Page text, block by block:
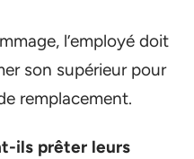
l’employé doit
son supérieur pour
remplacement.
ils prêter leurs